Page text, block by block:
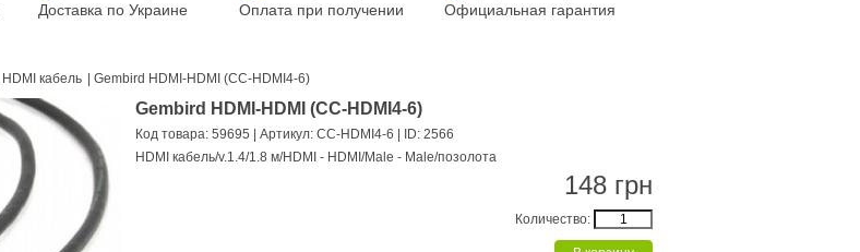
Доставка по Украине Оплата при получении Официальная гарантия
HDMI кабель Gembird HDMI-HDMI (CC-HDMI4-6)
Gembird HDMI-HDMI (CC-HDMI4-6)
Код товара: 59695 | Артикул: CC-HDMI4-6
| ID: 2566
HDMI кабель/v.1.4/1.8 м/HDMI - HDMI/Male - Male/позолота
148 грн
Количество: